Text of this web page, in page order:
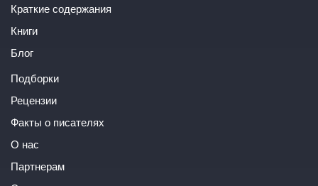
Краткие содержания
Книги
Блог
Подборки
Рецензии
Факты о писателях
О нас
Партнерам